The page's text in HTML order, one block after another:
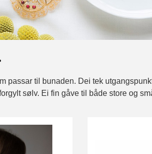
passar til bunaden. Dei tek
sølv. Ei fin gåve til både store og